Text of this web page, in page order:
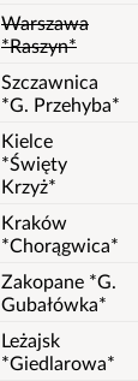
Warszawa
*Raszyn*
Szczawnica
*G. Przehyba*
Kielce
*Święty
Krzyż*
Kraków
*Chorągwica*
Zakopane *G.
Gubałówka*
Leżajsk
*Giedlarowa*